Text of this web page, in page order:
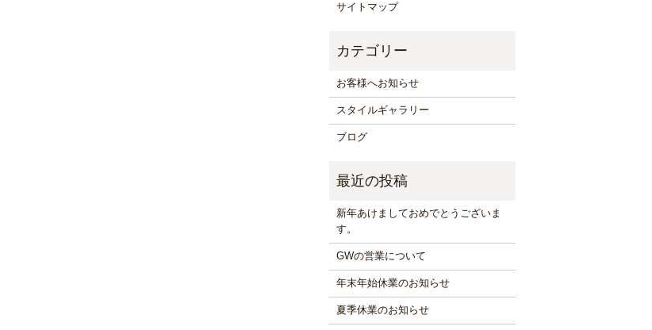
サイトマップ
お客様へお知らせ
スタイルギャラリー
ブログ
新年あけましておめでとうございま
す。
GWの営業について
年末年始休業のお知らせ
夏季休業のお知らせ